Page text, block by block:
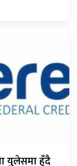
युलेसमा हुँदै